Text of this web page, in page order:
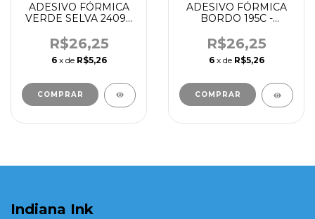
ADESIVO FÓRMICA
VERDE SELVA 2409C
R$26,25
6 x de R$5,26
COMPRAR
ADESIVO FÓRMICA
BORDO 195C -
R$26,25
6 x de R$5,26
COMPRAR
Indiana Ink